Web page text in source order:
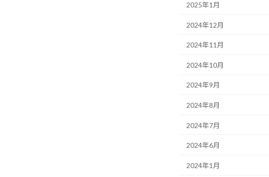
2025年1月
2024年12月
2024年11月
2024年10月
2024年9月
2024年8月
2024年7月
2024年6月
2024年1月